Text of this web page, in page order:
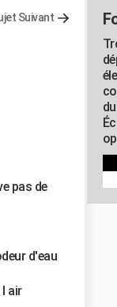
Suivant
pas de
d'eau
air